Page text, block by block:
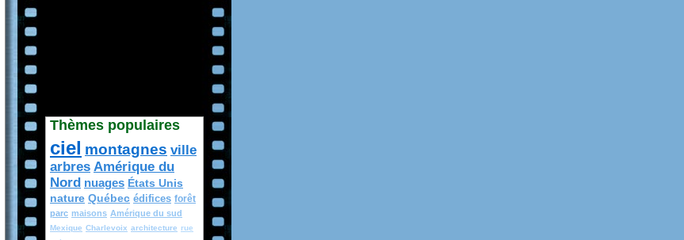
Thèmes populaires
ciel montagnes ville
arbres Amérique du
Nord nuages États Unis
nature Québec édifices forêt
parc maisons Amérique du sud
Mexique Charlevoix architecture rue